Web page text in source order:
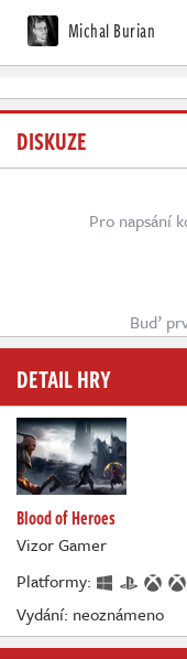
Michal Burian
DISKUZE
Pro napsání
Buď
DETAIL HRY
Blood of Heroes
Vizor Gamer
Platformy:
Vydání: neoznámeno